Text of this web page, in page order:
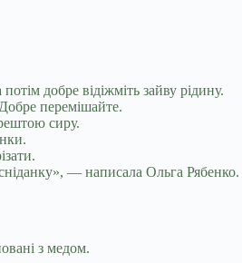
добре відіжміть зайву рідину.
перемішайте.
сиру.
— написала Ольга Рябенко.
з медом.